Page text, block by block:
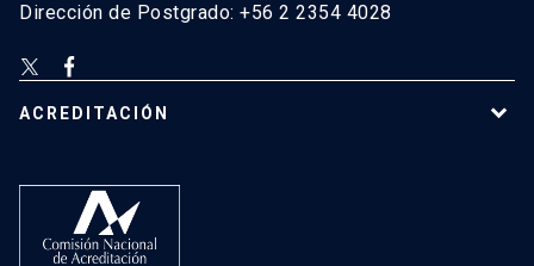
Dirección de Postgrado: +56 2 2354 4028
ACREDITACIÓN